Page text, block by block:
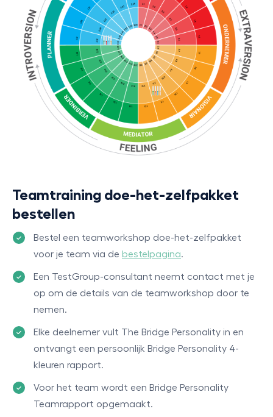
Teamtraining doe-het-zelfpakket
bestellen
Bestel een teamworkshop doe-het-zelfpakket
voor je team via de bestelpagina.
Een TestGroup-consultant neemt contact met je
op om de details van de teamworkshop door te
nemen.
Elke deelnemer vult The Bridge Personality in en
ontvangt een persoonlijk Bridge Personality 4-
kleuren rapport.
Voor het team wordt een Bridge Personality
Teamrapport opgemaakt.